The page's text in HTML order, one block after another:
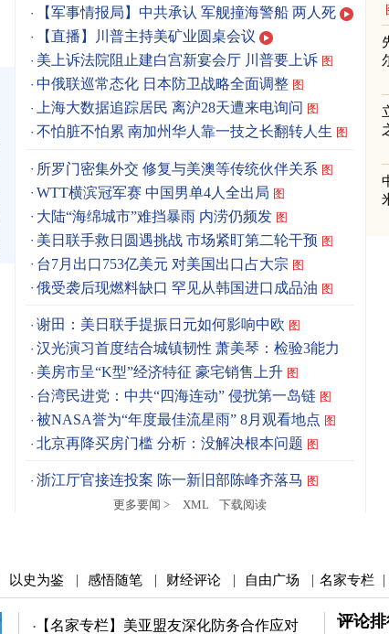
【军事情报局】中共承认 军舰撞海警船 两人死
【直播】川普主持美矿业圆桌会议
美上诉法院阻止建白宫新宴会厅 川普要上诉 图
中俄联巡常态化 日本防卫战略全面调整 图
上海大数据追踪居民 离沪28天遭来电询问 图
不怕脏不怕累 南加州华人靠一技之长翻转人生 图
所罗门密集外交 修复与美澳等传统伙伴关系 图
WTT横滨冠军赛 中国男单4人全出局 图
大陆“海绵城市”难挡暴雨 内涝仍频发 图
美日联手救日圆遇挑战 市场紧盯第二轮干预 图
台7月出口753亿美元 对美国出口占大宗 图
俄受袭后现燃料缺口 罕见从韩国进口成品油 图
谢田：美日联手提振日元如何影响中欧 图
汉光演习首度结合城镇韧性 萧美琴：检验3能力
图
美房市呈“K型”经济特征 豪宅销售上升 图
台湾民进党：中共“四海连动” 侵扰第一岛链 图
被NASA誉为“年度最佳流星雨” 8月观看地点 图
北京再降买房门槛 分析：没解决根本问题 图
浙江厅官接连投案 陈一新旧部陈峰齐落马 图
更多要闻 >
XML 下载阅读
以史为鉴 | 感悟随笔 | 财经评论 | 自由广场 | 名家专栏 |
【名家专栏】美亚盟友深化防务合作应对
评论